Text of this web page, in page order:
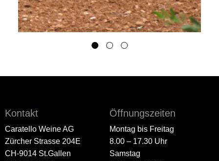
Kontakt
Caratello Weine AG
Zürcher Strasse 204E
CH-9014 St.Gallen
Öffnungszeiten
Montag bis Freitag
8.00 – 17.30 Uhr
Samstag